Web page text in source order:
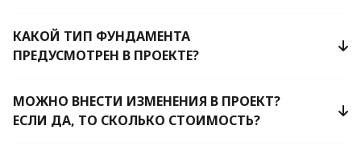
КАКОЙ ТИП ФУНДАМЕНТА
ПРЕДУСМОТРЕН В ПРОЕКТЕ?
МОЖНО ВНЕСТИ ИЗМЕНЕНИЯ В ПРОЕКТ?
ЕСЛИ ДА, ТО СКОЛЬКО СТОИМОСТЬ?